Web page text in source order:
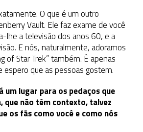
O que é um outro
Vault. Ele faz exame de você
lhe a televisão dos anos 60, e a
E nós, naturalmente, adoramos
of Star Trek” também. É apenas
espero que as pessoas gostem.
um lugar para os pedaços que
que não têm contexto, talvez
os fãs como você e como nós